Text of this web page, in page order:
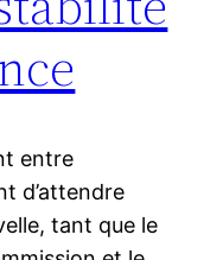
entre
d’attendre
tant que le